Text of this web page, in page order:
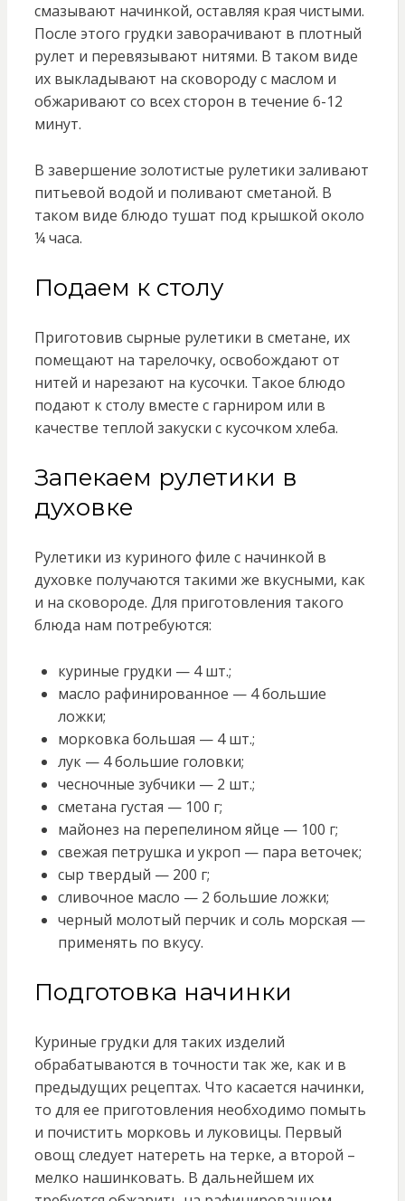
смазывают начинкой, оставляя края чистыми.
После этого грудки заворачивают в плотный
рулет и перевязывают нитями. В таком виде
их выкладывают на сковороду с маслом и
обжаривают со всех сторон в течение 6-12
минут.
В завершение золотистые рулетики заливают
питьевой водой и поливают сметаной. В
таком виде блюдо тушат под крышкой около
¼ часа.
Подаем к столу
Приготовив сырные рулетики в сметане, их
помещают на тарелочку, освобождают от
нитей и нарезают на кусочки. Такое блюдо
подают к столу вместе с гарниром или в
качестве теплой закуски с кусочком хлеба.
Запекаем рулетики в
духовке
Рулетики из куриного филе с начинкой в
духовке получаются такими же вкусными, как
и на сковороде. Для приготовления такого
блюда нам потребуются:
куриные грудки — 4 шт.;
масло рафинированное — 4 большие
ложки;
морковка большая — 4 шт.;
лук — 4 большие головки;
чесночные зубчики — 2 шт.;
сметана густая — 100 г;
майонез на перепелином яйце — 100 г;
свежая петрушка и укроп — пара веточек;
сыр твердый — 200 г;
сливочное масло — 2 большие ложки;
черный молотый перчик и соль морская —
применять по вкусу.
Подготовка начинки
Куриные грудки для таких изделий
обрабатываются в точности так же, как и в
предыдущих рецептах. Что касается начинки,
то для ее приготовления необходимо помыть
и почистить морковь и луковицы. Первый
овощ следует натереть на терке, а второй –
мелко нашинковать. В дальнейшем их